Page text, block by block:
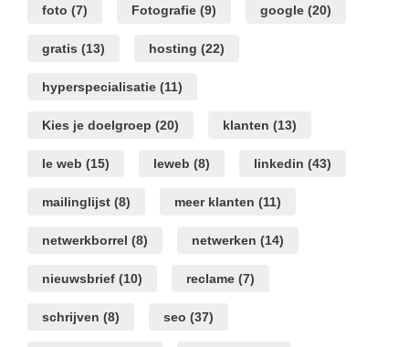
foto (7) Fotografie (9) google (20)
gratis (13) hosting (22)
hyperspecialisatie (11)
Kies je doelgroep (20) klanten (13)
le web (15) leweb (8) linkedin (43)
mailinglijst (8) meer klanten (11)
netwerkborrel (8) netwerken (14)
nieuwsbrief (10) reclame (7)
schrijven (8) seo (37)